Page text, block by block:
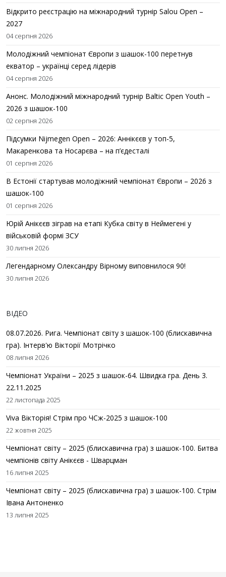
Відкрито реєстрацію на міжнародний турнір Salou Open –
2027
04 серпня 2026
Молодіжний чемпіонат Європи з шашок-100 перетнув
екватор – українці серед лідерів
04 серпня 2026
Анонс. Молодіжний міжнародний турнір Baltic Open Youth –
2026 з шашок-100
02 серпня 2026
Підсумки Nijmegen Open – 2026: Аннікєєв у топ-5,
Макаренкова та Носарєва – на п’єдесталі
01 серпня 2026
В Естонії стартував молодіжний чемпіонат Європи – 2026 з
шашок-100
01 серпня 2026
Юрій Анікєєв зіграв на етапі Кубка світу в Неймегені у
військовій формі ЗСУ
30 липня 2026
Легендарному Олександру Вірному виповнилося 90!
30 липня 2026
ВІДЕО
08.07.2026. Рига. Чемпіонат світу з шашок-100 (блискавична
гра). Інтерв'ю Вікторії Мотрічко
08 липня 2026
Чемпіонат України – 2025 з шашок-64. Швидка гра. День 3.
22.11.2025
22 листопада 2025
Viva Вікторія! Стрім про ЧСж-2025 з шашок-100
22 жовтня 2025
Чемпіонат світу – 2025 (блискавична гра) з шашок-100. Битва
чемпіонів світу Анікєєв - Шварцман
16 липня 2025
Чемпіонат світу – 2025 (блискавична гра) з шашок-100. Стрім
Івана Антоненко
13 липня 2025